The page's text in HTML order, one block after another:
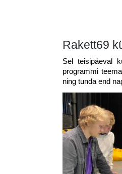
Rakett69
Sel teisipäeval
programmi
ning tunda end